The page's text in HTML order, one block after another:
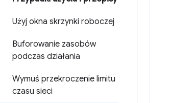
Użyj okna skrzynki roboczej
Buforowanie zasobów
podczas działania
Wymuś przekroczenie limitu
czasu sieci